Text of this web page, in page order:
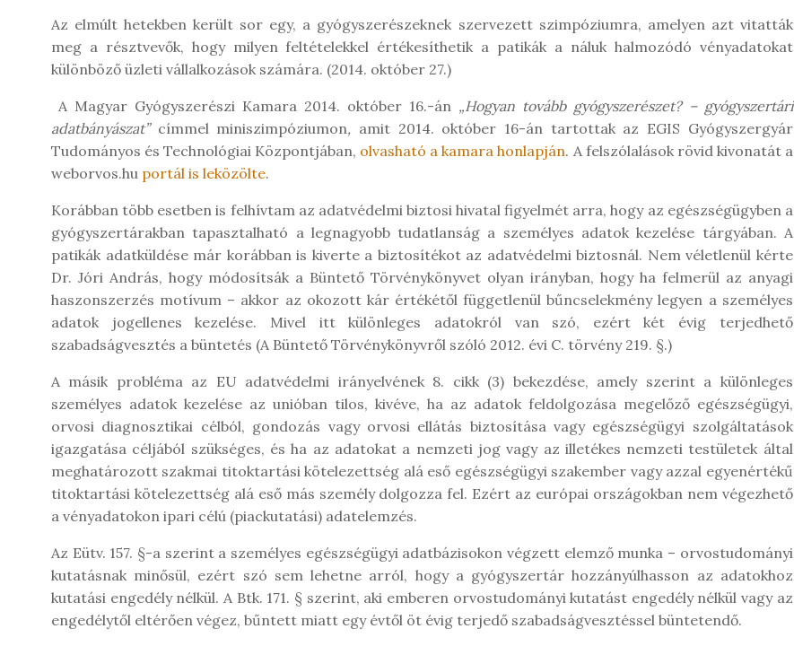
Az elmúlt hetekben került sor egy, a gyógyszerészeknek szervezett szimpóziumra, amelyen azt vitatták
meg a résztvevők, hogy milyen feltételekkel értékesíthetik a patikák a náluk halmozódó vényadatokat
különböző üzleti vállalkozások számára. (2014. október 27.)
A Magyar Gyógyszerészi Kamara 2014. október 16.-án „Hogyan tovább gyógyszerészet? – gyógyszertári
adatbányászat” címmel miniszimpóziumon, amit 2014. október 16-án tartottak az EGIS Gyógyszergyár
Tudományos és Technológiai Központjában, olvasható a kamara honlapján. A felszólalások rövid kivonatát a
weborvos.hu portál is leközölte.
Korábban több esetben is felhívtam az adatvédelmi biztosi hivatal figyelmét arra, hogy az egészségügyben a
gyógyszertárakban tapasztalható a legnagyobb tudatlanság a személyes adatok kezelése tárgyában. A
patikák adatküldése már korábban is kiverte a biztosítékot az adatvédelmi biztosnál. Nem véletlenül kérte
Dr. Jóri András, hogy módosítsák a Büntető Törvénykönyvet olyan irányban, hogy ha felmerül az anyagi
haszonszerzés motívum – akkor az okozott kár értékétől függetlenül bűncselekmény legyen a személyes
adatok jogellenes kezelése. Mivel itt különleges adatokról van szó, ezért két évig terjedhető
szabadságvesztés a büntetés (A Büntető Törvénykönyvről szóló 2012. évi C. törvény 219. §.)
A másik probléma az EU adatvédelmi irányelvének 8. cikk (3) bekezdése, amely szerint a különleges
személyes adatok kezelése az unióban tilos, kivéve, ha az adatok feldolgozása megelőző egészségügyi,
orvosi diagnosztikai célból, gondozás vagy orvosi ellátás biztosítása vagy egészségügyi szolgáltatások
igazgatása céljából szükséges, és ha az adatokat a nemzeti jog vagy az illetékes nemzeti testületek által
meghatározott szakmai titoktartási kötelezettség alá eső egészségügyi szakember vagy azzal egyenértékű
titoktartási kötelezettség alá eső más személy dolgozza fel. Ezért az európai országokban nem végezhető
a vényadatokon ipari célú (piackutatási) adatelemzés.
Az Eütv. 157. §-a szerint a személyes egészségügyi adatbázisokon végzett elemző munka – orvostudományi
kutatásnak minősül, ezért szó sem lehetne arról, hogy a gyógyszertár hozzányúlhasson az adatokhoz
kutatási engedély nélkül. A Btk. 171. § szerint, aki emberen orvostudományi kutatást engedély nélkül vagy az
engedélytől eltérően végez, bűntett miatt egy évtől öt évig terjedő szabadságvesztéssel büntetendő.